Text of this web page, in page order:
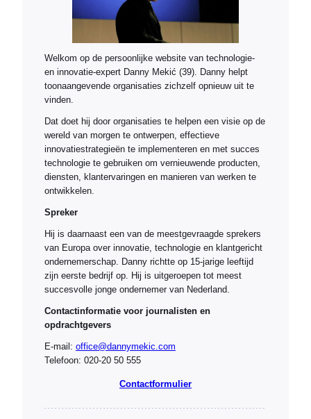
Welkom op de persoonlijke website van technologie-
en innovatie-expert Danny Mekić (39). Danny helpt
toonaangevende organisaties zichzelf opnieuw uit te
vinden.
Dat doet hij door organisaties te helpen een visie op de
wereld van morgen te ontwerpen, effectieve
innovatiestrategieën te implementeren en met succes
technologie te gebruiken om vernieuwende producten,
diensten, klantervaringen en manieren van werken te
ontwikkelen.
Spreker
Hij is daarnaast een van de meestgevraagde sprekers
van Europa over innovatie, technologie en klantgericht
ondernemerschap. Danny richtte op 15-jarige leeftijd
zijn eerste bedrijf op. Hij is uitgeroepen tot meest
succesvolle jonge ondernemer van Nederland.
Contactinformatie voor journalisten en
opdrachtgevers
E-mail: office@dannymekic.com
Telefoon: 020-20 50 555
Contactformulier